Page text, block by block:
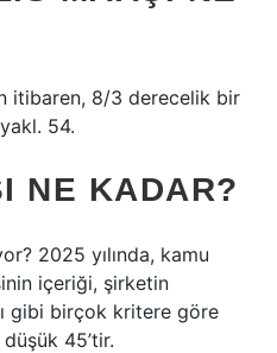
itibaren, 8/3 derecelik bir
54.
NE KADAR?
2025 yılında, kamu
içeriği, şirketin
gibi birçok kritere göre
45’tir.